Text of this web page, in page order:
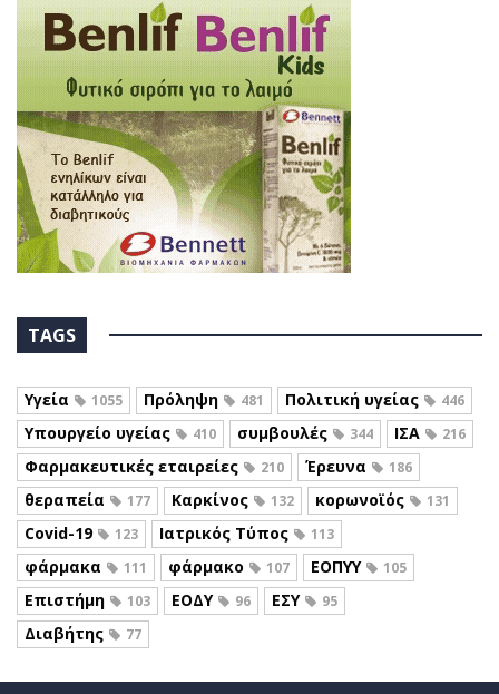
TAGS
Υγεία 1055 Πρόληψη 481 Πολιτική υγείας 446
Υπουργείο υγείας 410 συμβουλές 344 ΙΣΑ 216
Φαρμακευτικές εταιρείες 210 Έρευνα 186
θεραπεία 177 Καρκίνος 132 κορωνοϊός 131
Covid-19 123 Ιατρικός Τύπος 113
φάρμακα 111 φάρμακο 107 ΕΟΠΥΥ 105
Επιστήμη 103 ΕΟΔΥ 96 ΕΣΥ 95
Διαβήτης 77